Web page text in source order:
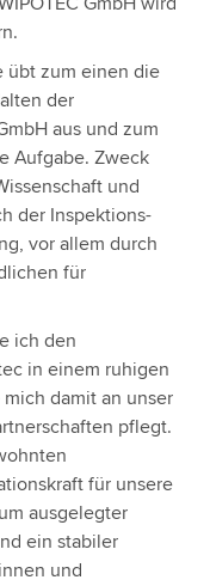
übt zum einen die
der
aus und zum
Aufgabe. Zweck
und
der Inspektions-
vor allem durch
für
ich den
in einem ruhigen
damit an unser
pflegt.
für unsere
ausgelegter
ein stabiler
und